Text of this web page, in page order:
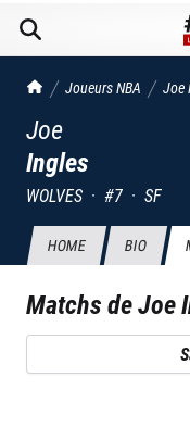
TrashTalk Actu NBA
Joueurs NBA Joe
Joe
Ingles
WOLVES · #7 · SF
HOME BIO
Matchs deJoe